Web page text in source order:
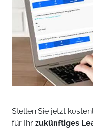
Stellen Sie jetzt
für Ihr zukünftiges